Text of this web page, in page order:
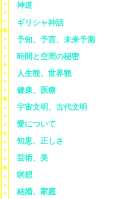
神道
ギリシャ神話
予知、予言、未来予測
時間と空間の秘密
人生観、世界観
健康、医療
宇宙文明、古代文明
愛について
知恵、正しさ
芸術、美
瞑想
結婚、家庭